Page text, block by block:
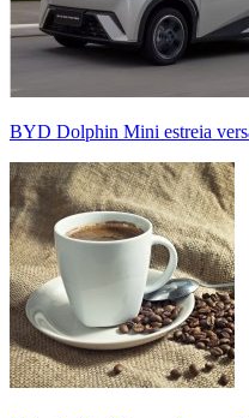
BYD Dolphin Mini estreia